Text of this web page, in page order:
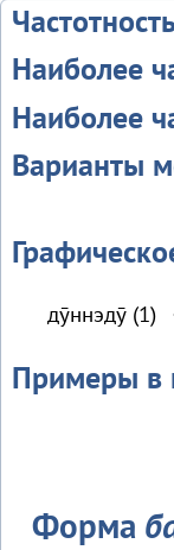
Наиболее
Наиболее
Варианты
дӯннэдӯ (1)
Примеры в
Форма